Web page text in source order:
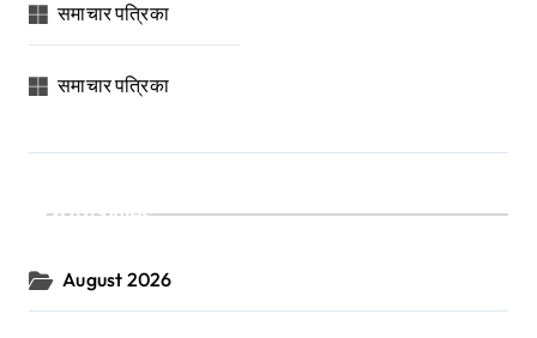
समाचार पत्रिका
समाचार पत्रिका
Archives
August 2026